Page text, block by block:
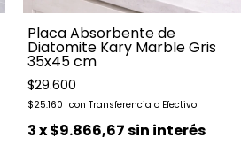
Placa Absorbente de
Diatomite Kary Marble Gris
35x45 cm
$29.600
$25.160
3x$9.866,67sin interés